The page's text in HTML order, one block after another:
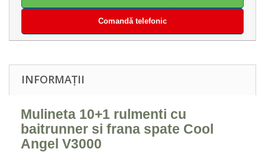
Comandă telefonic
INFORMAȚII
Mulineta 10+1 rulmenti cu
baitrunner si frana spate Cool
Angel V3000